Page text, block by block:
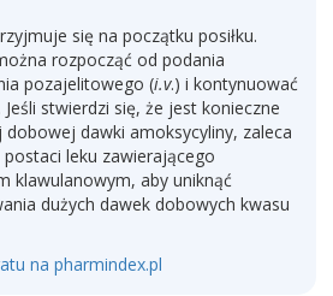
się na początku posiłku.
rozpocząć od podania
pozajelitowego (i.v.) i kontynuować
stwierdzi się, że jest konieczne
dawki amoksycyliny, zaleca
leku zawierającego
klawulanowym, aby uniknąć
dużych dawek dobowych kwasu
na pharmindex.pl